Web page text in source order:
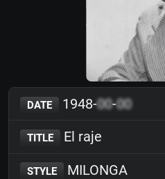
DATE 1948-00-00
TITLE El raje
STYLE MILONGA